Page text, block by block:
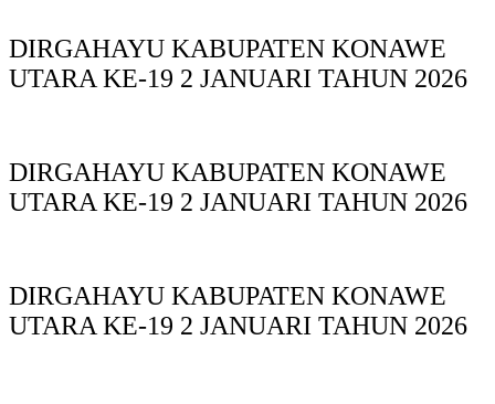
DIRGAHAYU KABUPATEN KONAWE
UTARA KE-19 2 JANUARI TAHUN 2026
DIRGAHAYU KABUPATEN KONAWE
UTARA KE-19 2 JANUARI TAHUN 2026
DIRGAHAYU KABUPATEN KONAWE
UTARA KE-19 2 JANUARI TAHUN 2026